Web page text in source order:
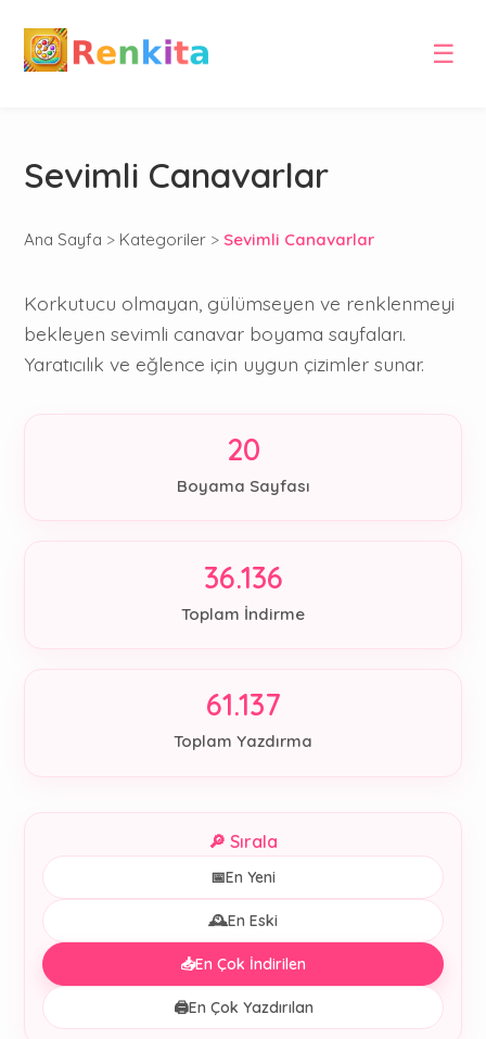
☰
Sevimli Canavarlar
Ana Sayfa > Kategoriler > Sevimli Canavarlar
Korkutucu olmayan, gülümseyen ve renklenmeyi
bekleyen sevimli canavar boyama sayfaları.
Yaratıcılık ve eğlence için uygun çizimler sunar.
20
Boyama Sayfası
36.136
Toplam İndirme
61.137
Toplam Yazdırma
🔎 Sırala
📅En Yeni
🕰️En Eski
📥En Çok İndirilen
🖨️En Çok Yazdırılan